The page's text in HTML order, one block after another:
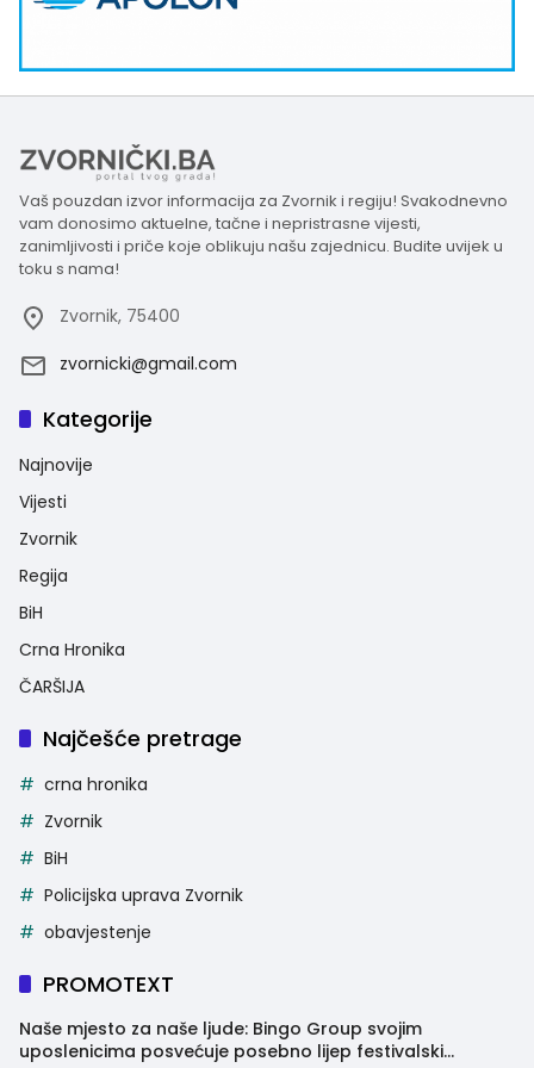
Vaš pouzdan izvor informacija za Zvornik i regiju! Svakodnevno
vam donosimo aktuelne, tačne i nepristrasne vijesti,
zanimljivosti i priče koje oblikuju našu zajednicu. Budite uvijek u
toku s nama!
Zvornik, 75400
zvornicki@gmail.com
Kategorije
Najnovije
Vijesti
Zvornik
Regija
BiH
Crna Hronika
ČARŠIJA
Najčešće pretrage
crna hronika
Zvornik
BiH
Policijska uprava Zvornik
obavjestenje
PROMOTEXT
Naše mjesto za naše ljude: Bingo Group svojim
uposlenicima posvećuje posebno lijep festivalski